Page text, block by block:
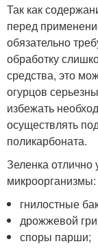
Так как
перед
обязательно
обработку
средства, это
огурцов
избежать
осуществлять
поликарбоната.
Зеленка
микроорганизмы:
гнилостные
дрожжевой
споры парши;